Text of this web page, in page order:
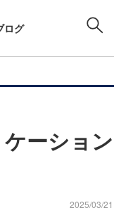
ログ
ーショ
2025/03/